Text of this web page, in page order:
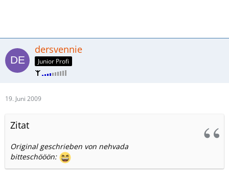
dersvennie
Junior Profi
19. Juni 2009
Zitat
Original geschrieben von nehvada
bitteschööön: